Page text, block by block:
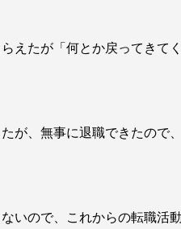
えたが「何とか戻ってきて
が、無事に退職できたので
いので、これからの転職活